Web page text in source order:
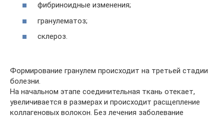
фибриноидные изменения;
гранулематоз;
склероз.
Формирование гранулем происходит на третьей стадии
болезни.
На начальном этапе соединительная ткань отекает,
увеличивается в размерах и происходит расщепление
коллагеновых волокон. Без лечения заболевание